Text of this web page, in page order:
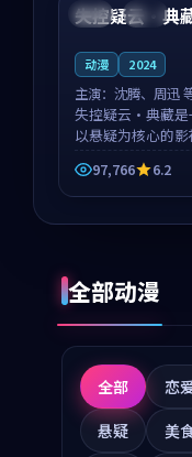
中国 杜比
失控疑云·典
动漫 2024
主演： 沈腾、周迅
失控疑云·典藏是
以悬疑为核心的影
品，围绕危机、
人物成长展开，
奏紧凑，值得推
97,766 6.2
全部动漫
全部 恋
悬疑
美